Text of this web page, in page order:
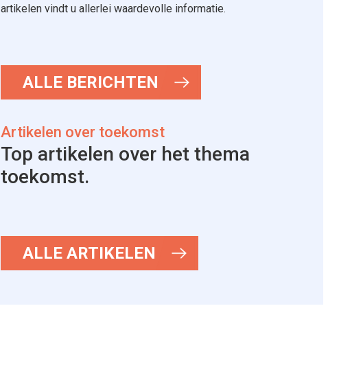
artikelen vindt u allerlei waardevolle informatie.
ALLE BERICHTEN
Artikelen over toekomst
Top artikelen over het thema
toekomst.
ALLE ARTIKELEN